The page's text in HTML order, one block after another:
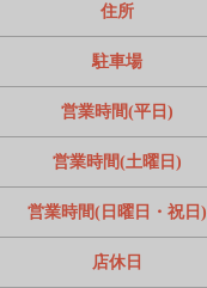
住所
駐車場
営業時間(平日)
営業時間(土曜日)
営業時間(日曜日・祝日)
店休日